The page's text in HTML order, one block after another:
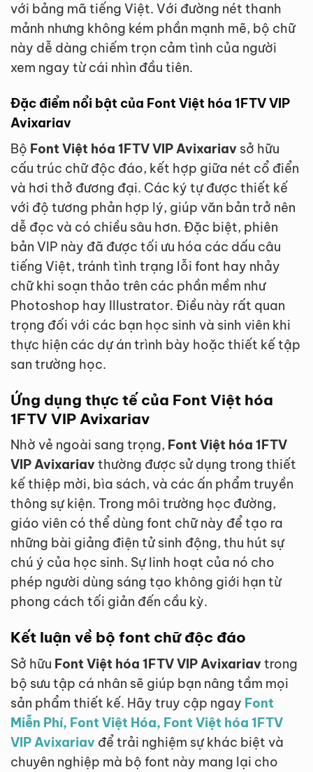
với bảng mã tiếng Việt. Với đường nét thanh
mảnh nhưng không kém phần mạnh mẽ, bộ chữ
này dễ dàng chiếm trọn cảm tình của người
xem ngay từ cái nhìn đầu tiên.
Đặc điểm nổi bật của Font Việt hóa 1FTV VIP
Avixariav
Bộ Font Việt hóa 1FTV VIP Avixariav sở hữu
cấu trúc chữ độc đáo, kết hợp giữa nét cổ điển
và hơi thở đương đại. Các ký tự được thiết kế
với độ tương phản hợp lý, giúp văn bản trở nên
dễ đọc và có chiều sâu hơn. Đặc biệt, phiên
bản VIP này đã được tối ưu hóa các dấu câu
tiếng Việt, tránh tình trạng lỗi font hay nhảy
chữ khi soạn thảo trên các phần mềm như
Photoshop hay Illustrator. Điều này rất quan
trọng đối với các bạn học sinh và sinh viên khi
thực hiện các dự án trình bày hoặc thiết kế tập
san trường học.
Ứng dụng thực tế của Font Việt hóa
1FTV VIP Avixariav
Nhờ vẻ ngoài sang trọng, Font Việt hóa 1FTV
VIP Avixariav thường được sử dụng trong thiết
kế thiệp mời, bìa sách, và các ấn phẩm truyền
thông sự kiện. Trong môi trường học đường,
giáo viên có thể dùng font chữ này để tạo ra
những bài giảng điện tử sinh động, thu hút sự
chú ý của học sinh. Sự linh hoạt của nó cho
phép người dùng sáng tạo không giới hạn từ
phong cách tối giản đến cầu kỳ.
Kết luận về bộ font chữ độc đáo
Sở hữu Font Việt hóa 1FTV VIP Avixariav trong
bộ sưu tập cá nhân sẽ giúp bạn nâng tầm mọi
sản phẩm thiết kế. Hãy truy cập ngay Font
Miễn Phí, Font Việt Hóa, Font Việt hóa 1FTV
VIP Avixariav để trải nghiệm sự khác biệt và
chuyên nghiệp mà bộ font này mang lại cho